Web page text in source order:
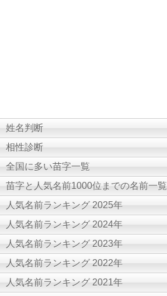
姓名判断
相性診断
全国に多い苗字一覧
苗字と人気名前1000位までの名前一覧
人気名前ランキング 2025年
人気名前ランキング 2024年
人気名前ランキング 2023年
人気名前ランキング 2022年
人気名前ランキング 2021年